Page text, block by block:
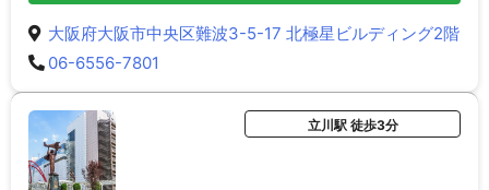
大阪府大阪市中央区難波3-5-17 北極星ビルディング2階
06-6556-7801
立川駅 徒歩3分